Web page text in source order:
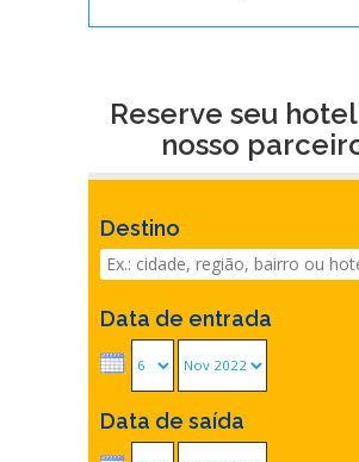
Reserve seu
nosso
Destino
Data de entrada
Data de saída